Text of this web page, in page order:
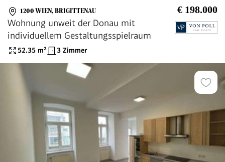
1200 WIEN, BRIGITTENAU € 198.000
Wohnung unweit der Donau mit
individuellem Gestaltungsspielraum
52.35 m² 3 Zimmer